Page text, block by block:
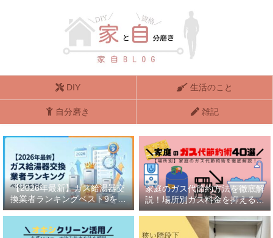
DIY 生活のこと
自分磨き 雑記
【2026年最新】ガス給湯器交
換業者ランキングベスト9を紹
介
家庭のガス代節約方法を徹底解
説！場所別ガス料金を抑える方
法40選